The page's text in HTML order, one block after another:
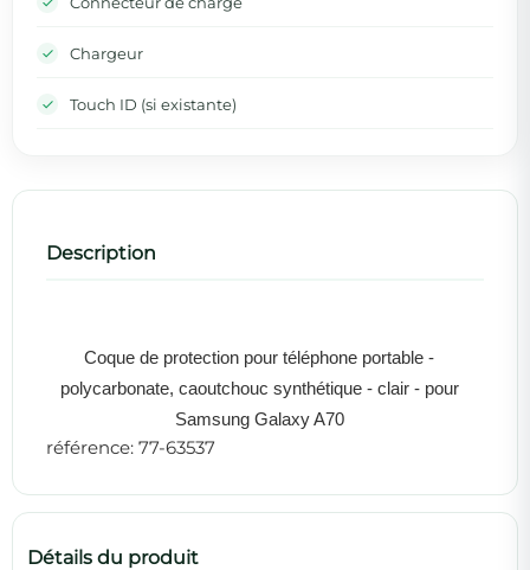
Chargeur
Touch ID (si existante)
Description
Coque de protection pour téléphone portable -
polycarbonate, caoutchouc synthétique - clair - pour
Samsung Galaxy A70
référence: 77-63537
Détails du produit